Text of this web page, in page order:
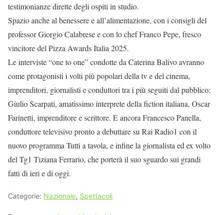
testimonianze dirette degli ospiti in studio.
Spazio anche al benessere e all’alimentazione, con i consigli del
professor Giorgio Calabrese e con lo chef Franco Pepe, fresco
vincitore del Pizza Awards Italia 2025.
Le interviste “one to one” condotte da Caterina Balivo avranno
come protagonisti i volti più popolari della tv e del cinema,
imprenditori, giornalisti e conduttori tra i più seguiti dal pubblico:
Giulio Scarpati, amatissimo interprete della fiction italiana, Oscar
Farinetti, imprenditore e scrittore. E ancora Francesco Panella,
conduttore televisivo pronto a debuttare su Rai Radio1 con il
nuovo programma Tutti a tavola, e infine la giornalista ed ex volto
del Tg1 Tiziana Ferrario, che porterà il suo sguardo sui grandi
fatti di ieri e di oggi.
Categorie: Nazionale, Spettacoli